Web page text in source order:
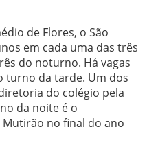
de Flores, o São
em cada uma das três
do noturno. Há vagas
turno da tarde. Um dos
do colégio pela
da noite é o
no final do ano